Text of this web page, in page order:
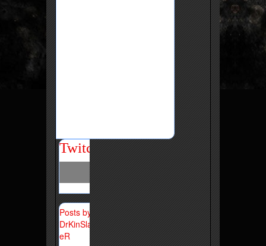
Twitch
Posts by
DrKinSlay
eR